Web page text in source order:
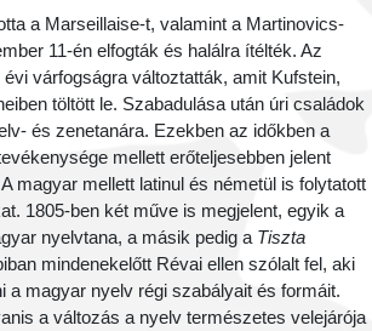
a Marseillaise-t, valamint a Martinovics-
11-én elfogták és halálra ítélték. Az
várfogságra változtatták, amit Kufstein,
töltött le. Szabadulása után úri családok
és zenetanára. Ezekben az időkben a
mellett erőteljesebben jelent
magyar mellett latinul és németül is folytatott
1805-ben két műve is megjelent, egyik a
nyelvtana, a másik pedig a Tiszta
mindenekelőtt Révai ellen szólalt fel, aki
a magyar nyelv régi szabályait és formáit.
a változás a nyelv természetes velejárója